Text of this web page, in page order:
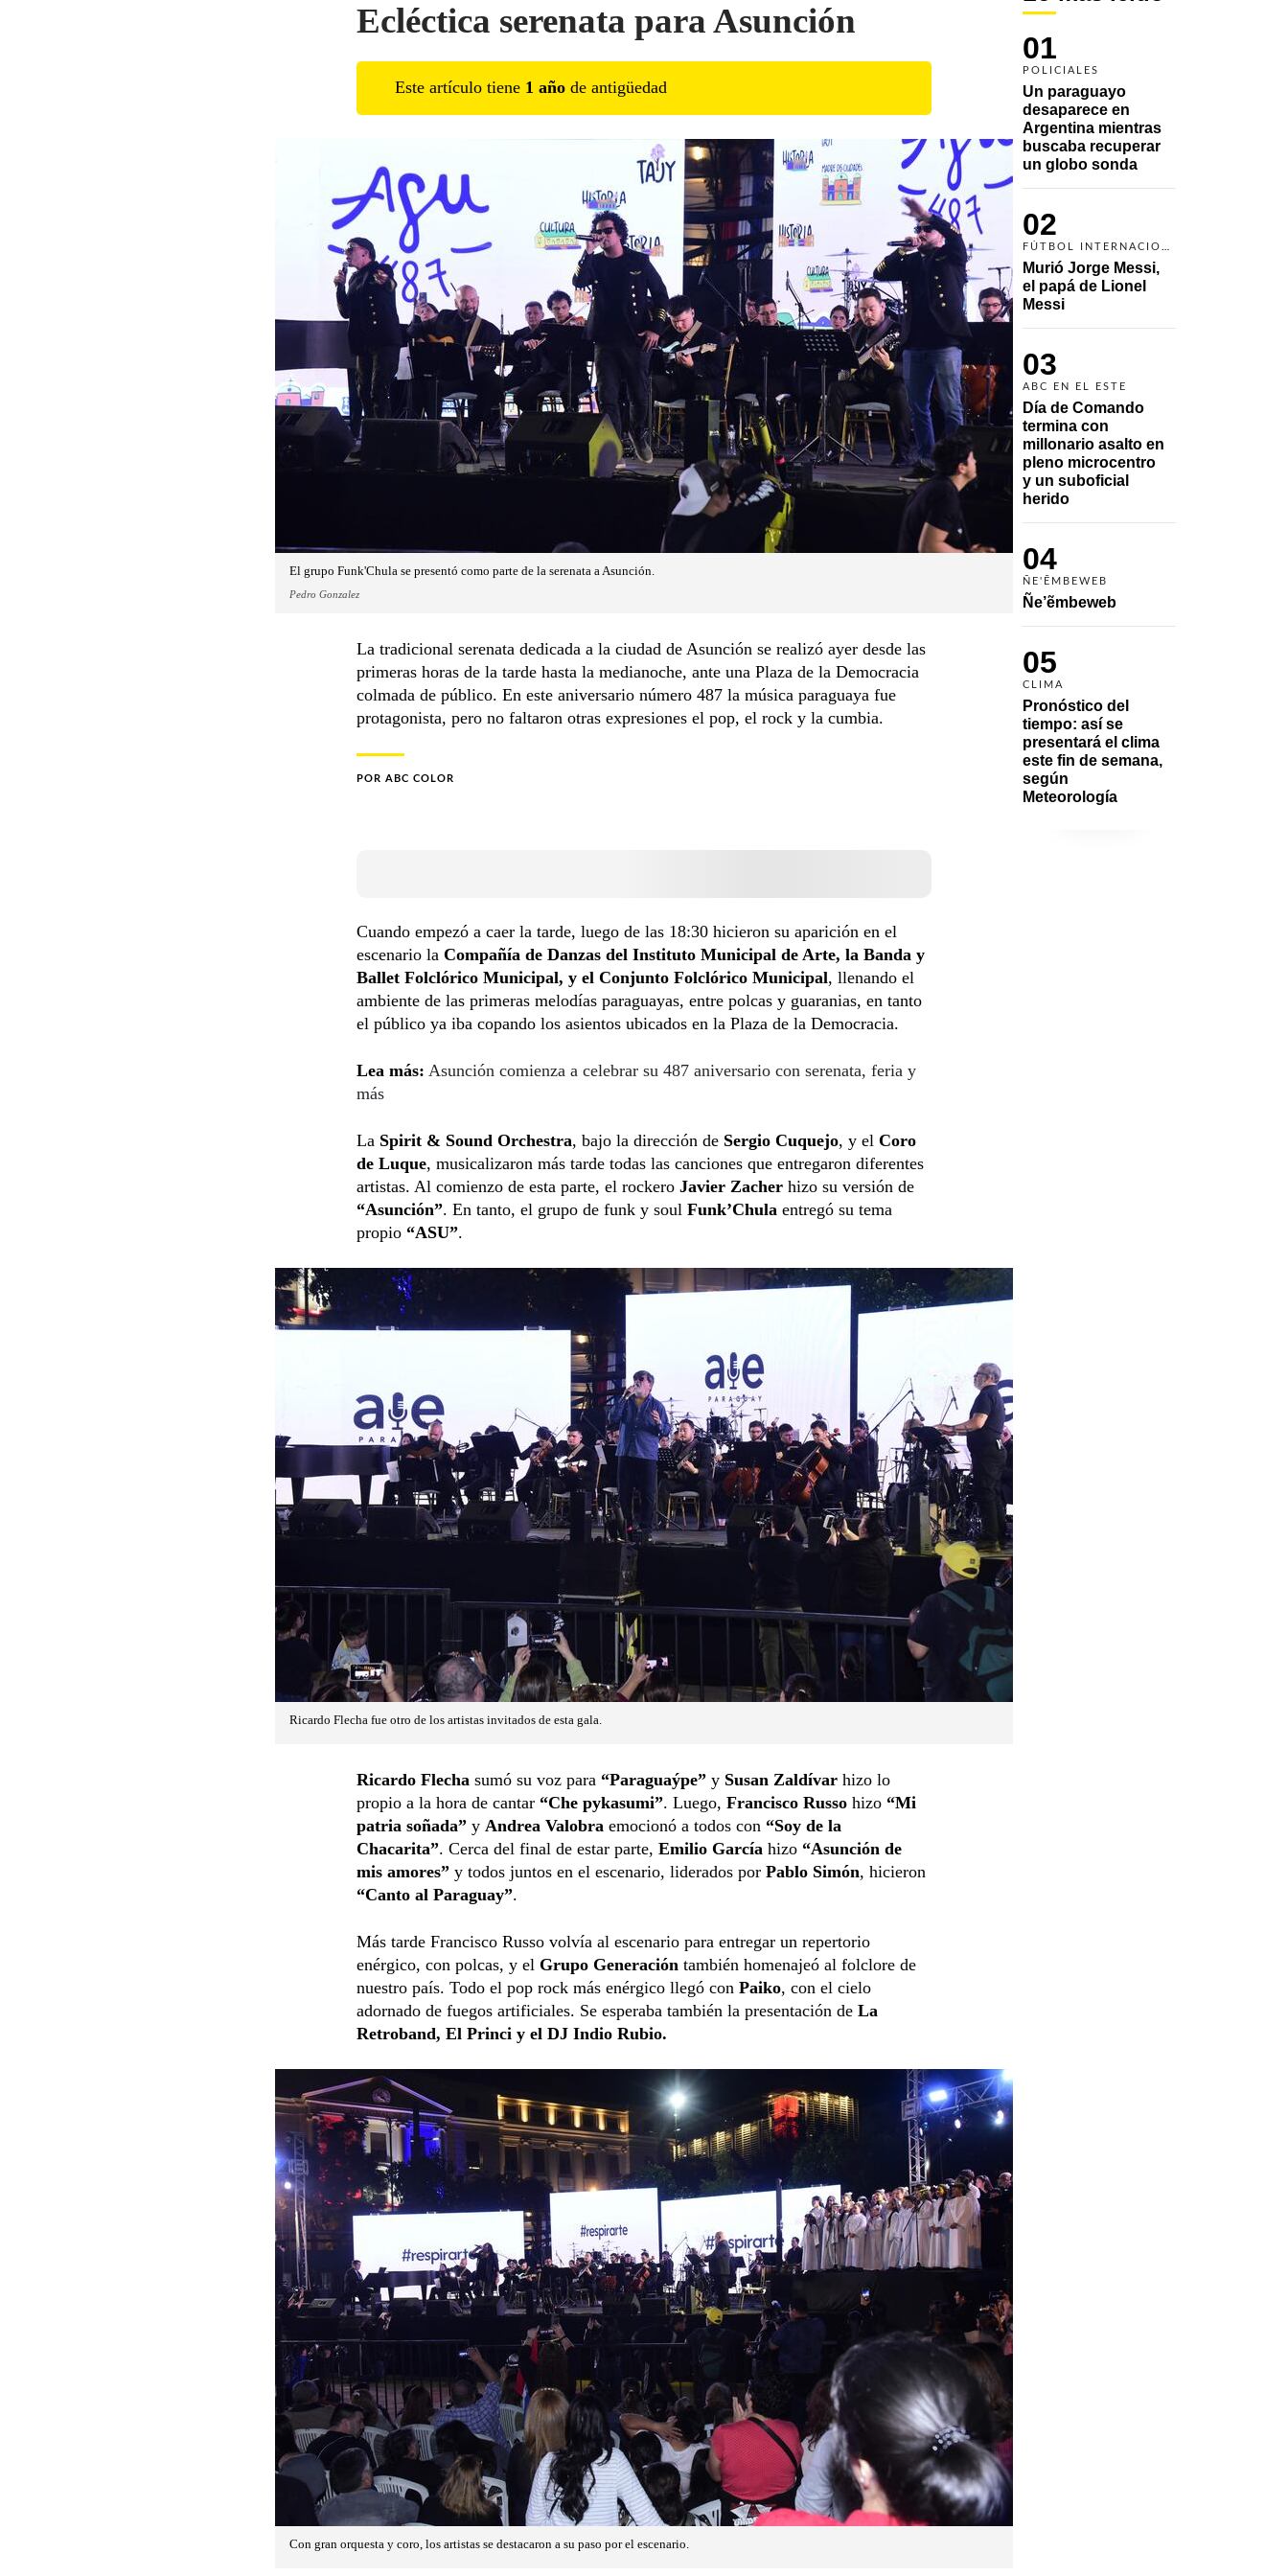
01
POLICIALES
Un paraguayo
desaparece en
Argentina mientras
buscaba recuperar
un globo sonda
02
Murió Jorge Messi,
el papá de Lionel
Messi
03
ABC EN EL ESTE
Día de Comando
termina con
millonario asalto en
pleno microcentro
y un suboficial
herido
04
ÑE'ẼMBEWEB
Ñe’ẽmbeweb
05
CLIMA
Pronóstico del
tiempo: así se
presentará el clima
este fin de semana,
según
Meteorología
Ecléctica serenata para Asunción
Este artículo tiene 1 año de antigüedad
El grupo Funk'Chula se presentó como parte de la serenata a Asunción.
Pedro Gonzalez
La tradicional serenata dedicada a la ciudad de Asunción se realizó ayer desde las
primeras horas de la tarde hasta la medianoche, ante una Plaza de la Democracia
colmada de público. En este aniversario número 487 la música paraguaya fue
protagonista, pero no faltaron otras expresiones el pop, el rock y la cumbia.
POR ABC COLOR
Cuando empezó a caer la tarde, luego de las 18:30 hicieron su aparición en el
escenario la Compañía de Danzas del Instituto Municipal de Arte, la Banda y
Ballet Folclórico Municipal, y el Conjunto Folclórico Municipal, llenando el
ambiente de las primeras melodías paraguayas, entre polcas y guaranias, en tanto
el público ya iba copando los asientos ubicados en la Plaza de la Democracia.
Lea más: Asunción comienza a celebrar su 487 aniversario con serenata, feria y
más
La Spirit & Sound Orchestra, bajo la dirección de Sergio Cuquejo, y el Coro
de Luque, musicalizaron más tarde todas las canciones que entregaron diferentes
artistas. Al comienzo de esta parte, el rockero Javier Zacher hizo su versión de
“Asunción”. En tanto, el grupo de funk y soul Funk’Chula entregó su tema
propio “ASU”.
Ricardo Flecha fue otro de los artistas invitados de esta gala.
Ricardo Flecha sumó su voz para “Paraguaýpe” y Susan Zaldívar hizo lo
propio a la hora de cantar “Che pykasumi”. Luego, Francisco Russo hizo “Mi
patria soñada” y Andrea Valobra emocionó a todos con “Soy de la
Chacarita”. Cerca del final de estar parte, Emilio García hizo “Asunción de
mis amores” y todos juntos en el escenario, liderados por Pablo Simón, hicieron
“Canto al Paraguay”.
Más tarde Francisco Russo volvía al escenario para entregar un repertorio
enérgico, con polcas, y el Grupo Generación también homenajeó al folclore de
nuestro país. Todo el pop rock más enérgico llegó con Paiko, con el cielo
adornado de fuegos artificiales. Se esperaba también la presentación de La
Retroband, El Princi y el DJ Indio Rubio.
Con gran orquesta y coro, los artistas se destacaron a su paso por el escenario.